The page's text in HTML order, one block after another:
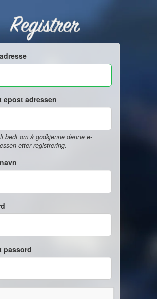
Registrer
epost adressen
bedt om å godkjenne denne e-
etter registrering.
passord